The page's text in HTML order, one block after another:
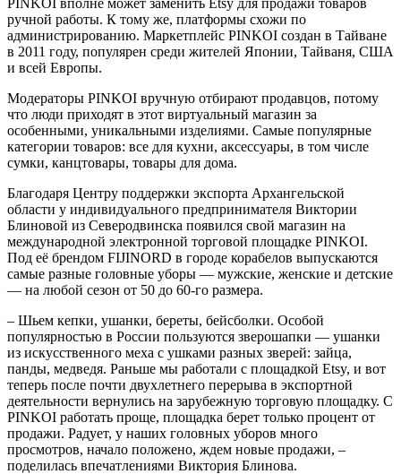
ручной работы. К тому же, платформы схожи по
администрированию. Маркетплейс PINKOI создан в Тайване
в 2011 году, популярен среди жителей Японии, Тайваня, США
и всей Европы.
Модераторы PINKOI вручную отбирают продавцов, потому
что люди приходят в этот виртуальный магазин за
особенными, уникальными изделиями. Самые популярные
категории товаров: все для кухни, аксессуары, в том числе
сумки, канцтовары, товары для дома.
Благодаря Центру поддержки экспорта Архангельской
области у индивидуального предпринимателя Виктории
Блиновой из Северодвинска появился свой магазин на
международной электронной торговой площадке PINKOI.
Под её брендом FIJINORD в городе корабелов выпускаются
самые разные головные уборы — мужские, женские и детские
— на любой сезон от 50 до 60-го размера.
– Шьем кепки, ушанки, береты, бейсболки. Особой
популярностью в России пользуются зверошапки — ушанки
из искусственного меха с ушками разных зверей: зайца,
панды, медведя. Раньше мы работали с площадкой Etsy, и вот
теперь после почти двухлетнего перерыва в экспортной
деятельности вернулись на зарубежную торговую площадку. С
PINKOI работать проще, площадка берет только процент от
продажи. Радует, у наших головных уборов много
просмотров, начало положено, ждем новые продажи, –
поделилась впечатлениями Виктория Блинова.